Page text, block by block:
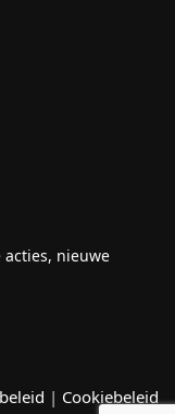
acties, nieuwe
| Cookiebeleid